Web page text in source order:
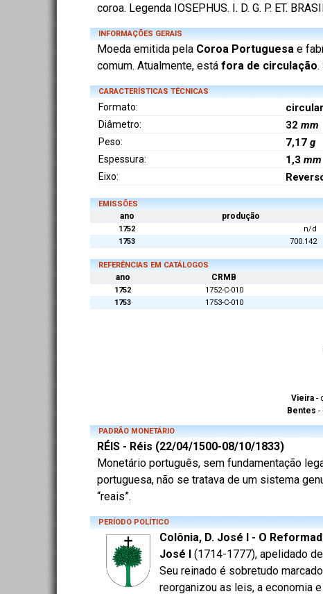
coroa. Legenda IOSEPHUS. I. D. G. P. ET.
INFORMAÇÕES GERAIS
Moeda emitida pela Coroa Portuguesa e
comum. Atualmente, está fora de circulação.
CARACTERÍSTICAS TÉCNICAS
Formato: circular
Diâmetro: 32 mm
Peso: 7,17 g
Espessura: 1,3 mm
Eixo:
EMISSÕES
ano produção
1752 n/d
1753
700.142
REFERÊNCIAS EM CATÁLOGOS
ano CRMB
1752 1752-C-010
1753
1753-C-010
Vieira -
Bentes -
PADRÃO MONETÁRIO
RÉIS - Réis (22/04/1500-08/10/1833)
Monetário português, sem fundamentação
portuguesa, não se tratava de um sistema
“reais”.
PERÍODO POLÍTICO
Colônia, D. José I - O
José I (1714-1777), apelidado
Seu reinado é sobretudo
reorganizou as leis, a economia